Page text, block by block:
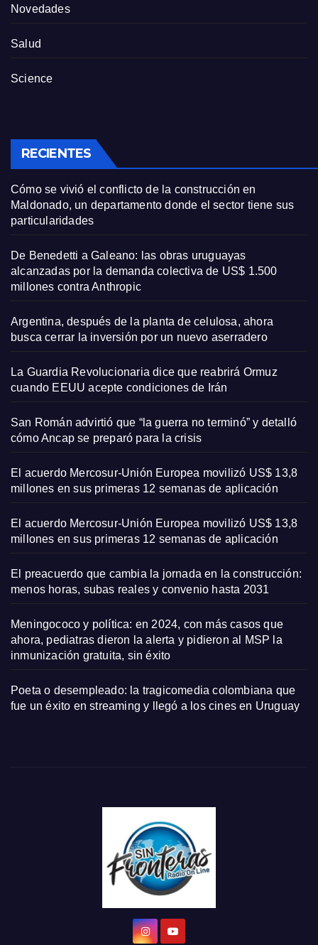
Novedades
Salud
Science
RECIENTES
Cómo se vivió el conflicto de la construcción en
Maldonado, un departamento donde el sector tiene sus
particularidades
De Benedetti a Galeano: las obras uruguayas
alcanzadas por la demanda colectiva de US$ 1.500
millones contra Anthropic
Argentina, después de la planta de celulosa, ahora
busca cerrar la inversión por un nuevo aserradero
La Guardia Revolucionaria dice que reabrirá Ormuz
cuando EEUU acepte condiciones de Irán
San Román advirtió que “la guerra no terminó” y detalló
cómo Ancap se preparó para la crisis
El acuerdo Mercosur-Unión Europea movilizó US$ 13,8
millones en sus primeras 12 semanas de aplicación
El acuerdo Mercosur-Unión Europea movilizó US$ 13,8
millones en sus primeras 12 semanas de aplicación
El preacuerdo que cambia la jornada en la construcción:
menos horas, subas reales y convenio hasta 2031
Meningococo y política: en 2024, con más casos que
ahora, pediatras dieron la alerta y pidieron al MSP la
inmunización gratuita, sin éxito
Poeta o desempleado: la tragicomedia colombiana que
fue un éxito en streaming y llegó a los cines en Uruguay